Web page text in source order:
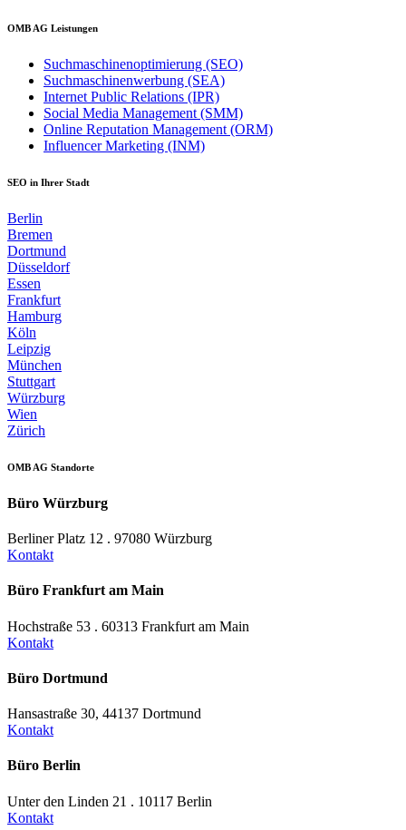
OMB AG Leistungen
Suchmaschinenoptimierung (SEO)
Suchmaschinenwerbung (SEA)
Internet Public Relations (IPR)
Social Media Management (SMM)
Online Reputation Management (ORM)
Influencer Marketing (INM)
SEO in Ihrer Stadt
Berlin
Bremen
Dortmund
Düsseldorf
Essen
Frankfurt
Hamburg
Köln
Leipzig
München
Stuttgart
Würzburg
Wien
Zürich
OMB AG Standorte
Büro Würzburg
Berliner Platz 12 . 97080 Würzburg
Kontakt
Büro Frankfurt am Main
Hochstraße 53 . 60313 Frankfurt am Main
Kontakt
Büro Dortmund
Hansastraße 30, 44137 Dortmund
Kontakt
Büro Berlin
Unter den Linden 21 . 10117 Berlin
Kontakt